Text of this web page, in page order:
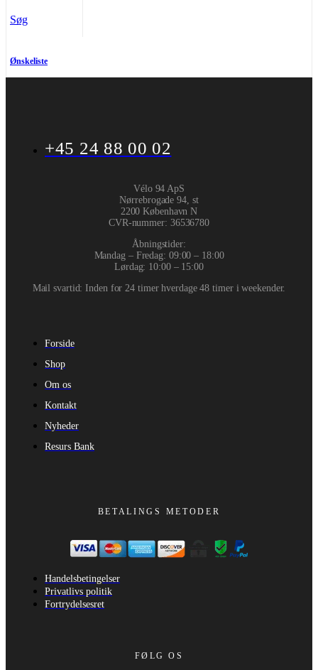
Søg
Ønskeliste
+45 24 88 00 02
Vélo 94 ApS
Nørrebrogade 94, st
2200 København N
CVR-nummer: 36536780
Åbningstider:
Mandag – Fredag: 09:00 – 18:00
Lørdag: 10:00 – 15:00
Mail svartid: Inden for 24 timer hverdage 48 timer i weekender.
Forside
Shop
Om os
Kontakt
Nyheder
Resurs Bank
BETALINGS METODER
Handelsbetingelser
Privatlivs politik
Fortrydelsesret
FØLG OS